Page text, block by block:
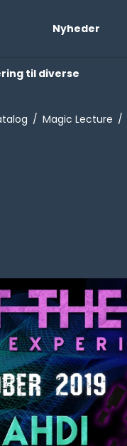
Nyheder
til diverse
/ Magic Lecture /